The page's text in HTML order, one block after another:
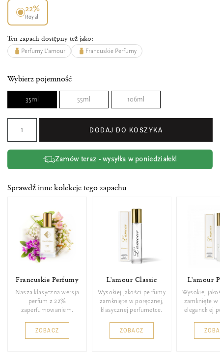
22%
Royal
Ten zapach dostępny też jako:
Perfumy L'amour Francuskie Perfumy
Wybierz pojemność
35ml 55ml 106ml
DODAJ DO KOSZYKA
Zamów teraz - wysyłka w poniedziałek!
Sprawdź inne kolekcje tego zapachu
Francuskie Perfumy
Nasza klasyczna wersja
perfum z 22%
zaperfumowaniem.
ZOBACZ
L'amour Classic
Wysokiej jakości perfumy
zamknięte w poręcznej,
klasycznej perfumetce.
ZOBACZ
L'amour
Wysokiej
zamknięte w
eleganckiej